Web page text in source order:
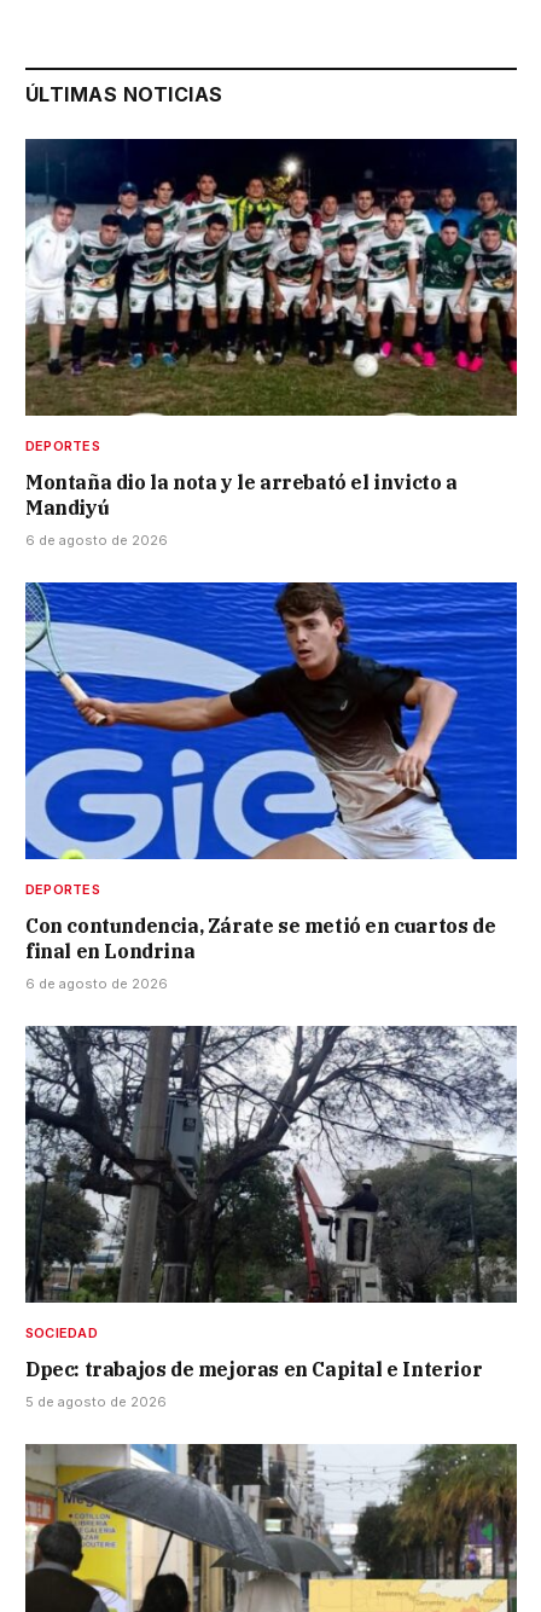
ÚLTIMAS NOTICIAS
DEPORTES
Montaña dio la nota y le arrebató el invicto a
Mandiyú
6 de agosto de 2026
DEPORTES
Con contundencia, Zárate se metió en cuartos de
final en Londrina
6 de agosto de 2026
SOCIEDAD
Dpec: trabajos de mejoras en Capital e Interior
5 de agosto de 2026